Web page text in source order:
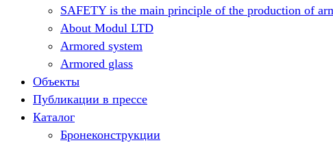
SAFETY is the main principle of the production of
About Modul LTD
Armored system
Armored glass
Объекты
Публикации в прессе
Каталог
Бронеконструкции